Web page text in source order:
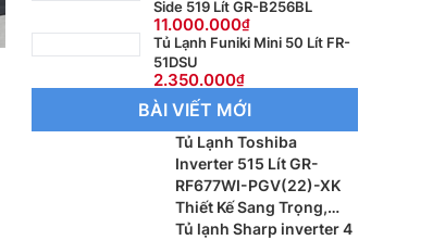
Side 519 Lít GR-B256BL
11.000.000
Tủ Lạnh Funiki Mini 50 Lít FR-
51DSU
2.350.000
BÀI VIẾT MỚI
Tủ Lạnh Toshiba
Inverter 515 Lít GR-
RF677WI-PGV(22)-XK
Thiết Kế Sang Trọng,
Bảo Quản Thực Phẩm
Tủ lạnh Sharp inverter 4